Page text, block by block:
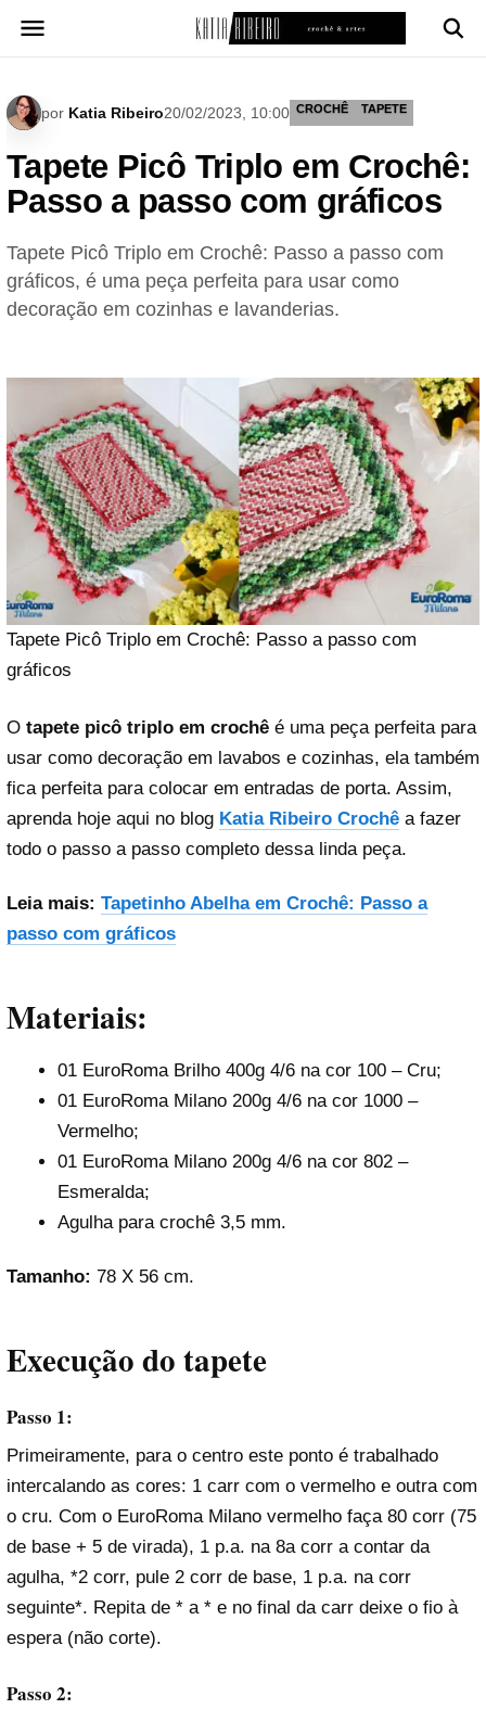
para
por Katia Ribeiro20/02/2023, 10:00 CROCHÊ TAPETE
Tapete Picô Triplo em Crochê:
Passo a passo com gráficos
Tapete Picô Triplo em Crochê: Passo a passo com
gráficos, é uma peça perfeita para usar como
decoração em cozinhas e lavanderias.
Tapete Picô Triplo em Crochê: Passo a passo com
gráficos
O tapete picô triplo em crochê é uma peça perfeita para
usar como decoração em lavabos e cozinhas, ela também
fica perfeita para colocar em entradas de porta. Assim,
aprenda hoje aqui no blog Katia Ribeiro Crochê a fazer
todo o passo a passo completo dessa linda peça.
Leia mais: Tapetinho Abelha em Crochê: Passo a
passo com gráficos
Materiais:
01 EuroRoma Brilho 400g 4/6 na cor 100 – Cru;
01 EuroRoma Milano 200g 4/6 na cor 1000 –
Vermelho;
01 EuroRoma Milano 200g 4/6 na cor 802 –
Esmeralda;
Agulha para crochê 3,5 mm.
Tamanho: 78 X 56 cm.
Execução do tapete
Passo 1:
Primeiramente, para o centro este ponto é trabalhado
intercalando as cores: 1 carr com o vermelho e outra com
o cru. Com o EuroRoma Milano vermelho faça 80 corr (75
de base + 5 de virada), 1 p.a. na 8a corr a contar da
agulha, *2 corr, pule 2 corr de base, 1 p.a. na corr
seguinte*. Repita de * a * e no final da carr deixe o fio à
espera (não corte).
Passo 2: